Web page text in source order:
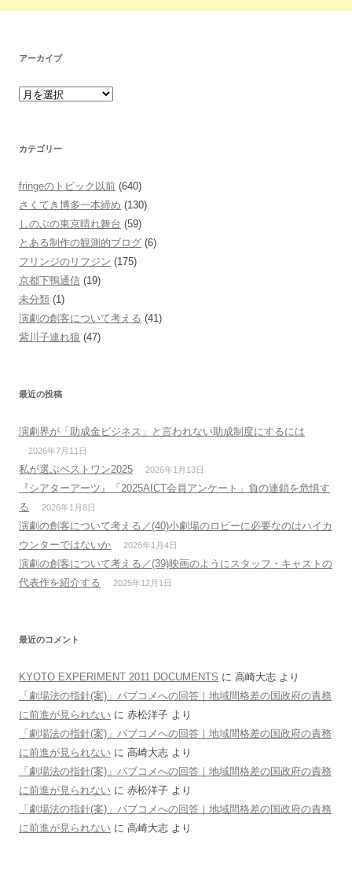
アーカイブ
カテゴリー
fringeのトピック以前 (640)
さくてき博多一本締め (130)
しのぶの東京晴れ舞台 (59)
とある制作の観測的ブログ (6)
フリンジのリフジン (175)
京都下鴨通信 (19)
未分類 (1)
演劇の創客について考える (41)
紫川子連れ狼 (47)
最近の投稿
演劇界が「助成金ビジネス」と言われない助成制度にするには
2026年7月11日
私が選ぶベストワン2025 2026年1月13日
『シアターアーツ』「2025AICT会員アンケート」負の連鎖を危惧す
る
2026年1月8日
演劇の創客について考える／(40)小劇場のロビーに必要なのはハイカ
ウンターではないか
2026年1月4日
演劇の創客について考える／(39)映画のようにスタッフ・キャストの
代表作を紹介する
2025年12月1日
最近のコメント
KYOTO EXPERIMENT 2011 DOCUMENTS に 高崎大志 より
「劇場法の指針(案)」パブコメへの回答｜地域間格差の国政府の責務
に前進が見られない に 赤松洋子 より
「劇場法の指針(案)」パブコメへの回答｜地域間格差の国政府の責務
に前進が見られない に 高崎大志 より
「劇場法の指針(案)」パブコメへの回答｜地域間格差の国政府の責務
に前進が見られない に 赤松洋子 より
「劇場法の指針(案)」パブコメへの回答｜地域間格差の国政府の責務
に前進が見られない に 高崎大志 より